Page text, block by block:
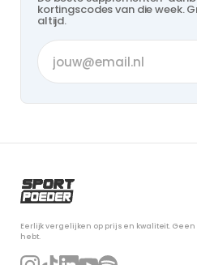
kortingscodes van die week.
altijd.
Eerlijk vergelijken op prijs en kwaliteit.
hebt.